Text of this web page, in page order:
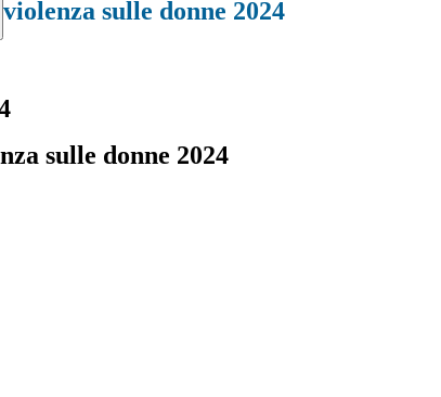
violenza sulle donne 2024
sulle donne 2024